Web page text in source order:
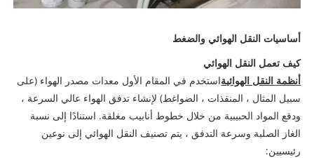
أساسيات النقل الهوائي والضغط
كيف تعمل النقل الهوائي
أنظمة النقل الهوائيةاستخدم في المقام الأول معدات مصدر الهواء (على
سبيل المثال ، المنفذات ، الضواغط) لإنشاء تدفق الهواء عالي السرعة ،
ودفع المواد الحبيبية من خلال خطوط أنابيب مغلقة. استنادًا إلى نسبة
الغاز الصلبة وسرعة التدفق ، يتم تصنيف النقل الهوائي إلى نوعين
رئيسيين: